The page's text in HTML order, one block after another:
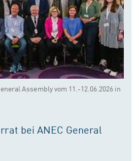
Assembly vom 11.-12.06.2026 in
bei ANEC General